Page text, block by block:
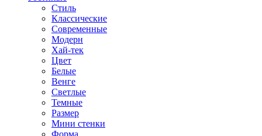
Стиль
Классические
Современные
Модерн
Хай-тек
Цвет
Белые
Венге
Светлые
Темные
Размер
Мини стенки
Форма